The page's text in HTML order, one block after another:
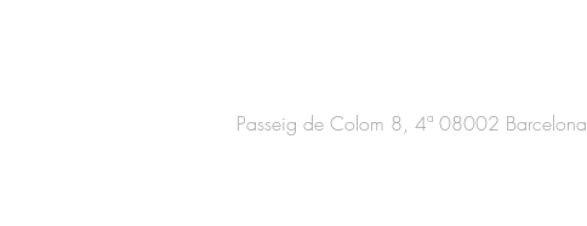
Passeig de Colom 8, 4ª 08002 Barcelona